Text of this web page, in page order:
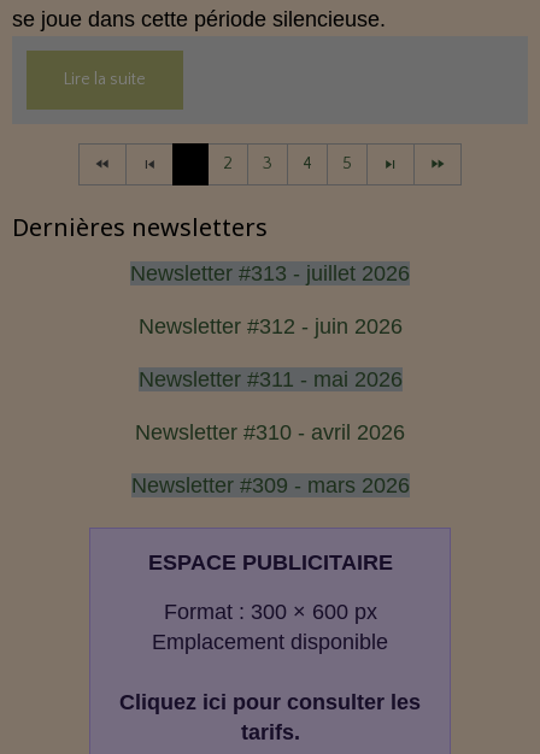
se joue dans cette période silencieuse.
Lire la suite
2 3 4 5
Dernières newsletters
Newsletter #313 - juillet 2026
Newsletter #312 - juin 2026
Newsletter #311 - mai 2026
Newsletter #310 - avril 2026
Newsletter #309 - mars 2026
ESPACE PUBLICITAIRE
Format : 300 × 600 px
Emplacement disponible
Cliquez ici pour consulter les
tarifs.